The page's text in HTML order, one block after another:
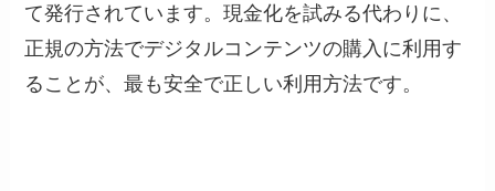
て発行されています。現金化を試みる代わりに、
正規の方法でデジタルコンテンツの購入に利用す
ることが、最も安全で正しい利用方法です。